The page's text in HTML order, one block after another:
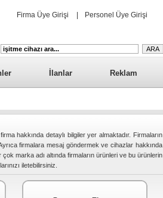
Firma Üye Girişi Personel Üye Girişi
İlanlar Reklam
hakkında detaylı bilgiler yer almaktadır. Firmaların
firmalara mesaj göndermek ve cihazlar hakkında
marka adı altında firmaların ürünleri ve bu ürünlerin
iletebilirsiniz.